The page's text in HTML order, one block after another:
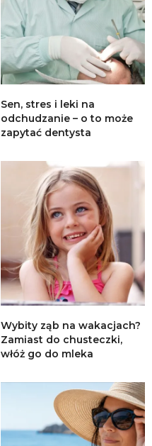
Sen, stres i leki na
odchudzanie – o to może
zapytać dentysta
Wybity ząb na wakacjach?
Zamiast do chusteczki,
włóż go do mleka